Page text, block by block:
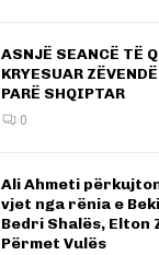
ASNJË SEANCË TË
KRYESUAR
PARË SHQIPTAR
0
Ali Ahmeti
vjet nga rënia e
Bedri Shalës, Elton
Përmet Vulës